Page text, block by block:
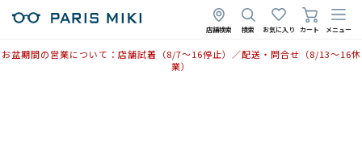
店舗検索 検索 お気に入り カート メニュー
お盆期間の営業について：店舗試着（8/7〜16停止）／配送・問合せ（8/13〜16休
業）
2025年6月9日
2025年3月17日